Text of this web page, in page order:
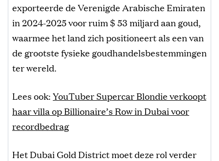
exporteerde de Verenigde Arabische Emiraten
in 2024-2025 voor ruim $ 53 miljard aan goud,
waarmee het land zich positioneert als een van
de grootste fysieke goudhandelsbestemmingen
ter wereld.
Lees ook:YouTuber Supercar Blondie verkoopt
haar villa op Billionaire’s Row in Dubai voor
recordbedrag
Het Dubai Gold District moet deze rol verder